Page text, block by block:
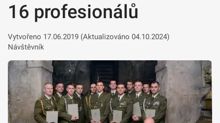
16 profesionálů
Vytvořeno 17.06.2019 (Aktualizováno 04.10.2024)
Návštěvník